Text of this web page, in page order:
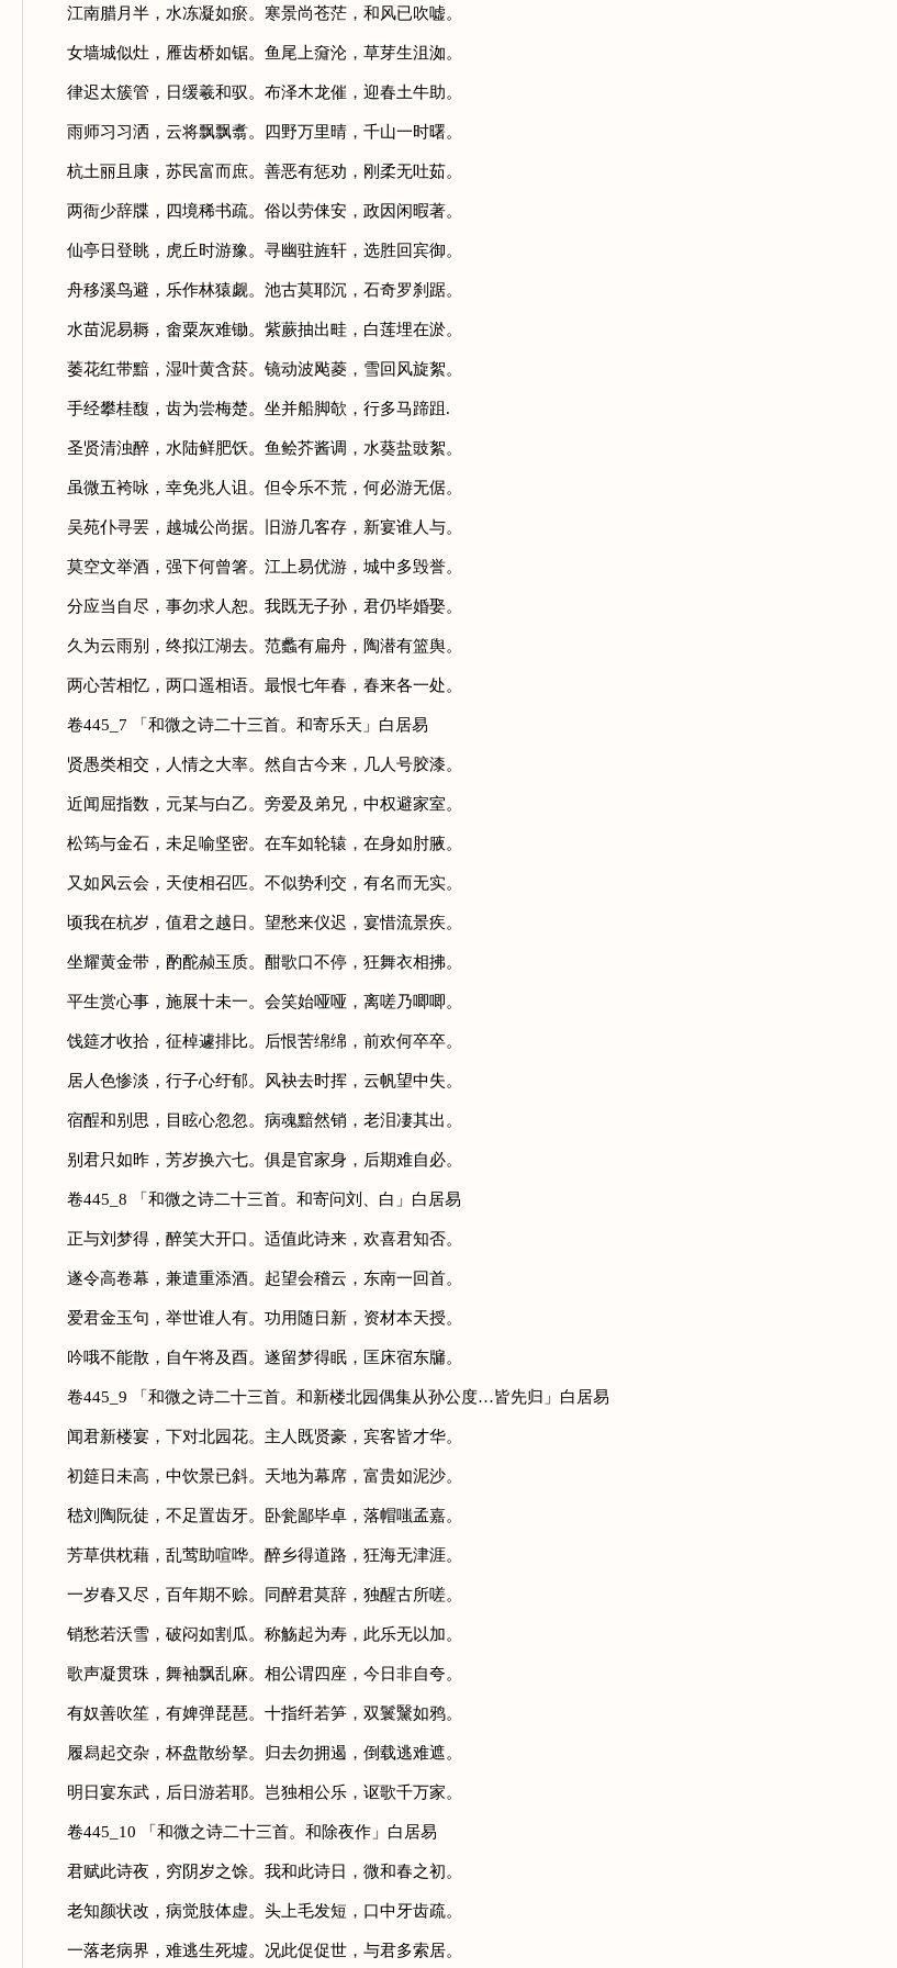
江南腊月半，水冻凝如瘀。寒景尚苍茫，和风已吹嘘。
女墙城似灶，雁齿桥如锯。鱼尾上奫沦，草芽生沮洳。
律迟太簇管，日缓羲和驭。布泽木龙催，迎春土牛助。
雨师习习洒，云将飘飘翥。四野万里晴，千山一时曙。
杭土丽且康，苏民富而庶。善恶有惩劝，刚柔无吐茹。
两衙少辞牒，四境稀书疏。俗以劳俫安，政因闲暇著。
仙亭日登眺，虎丘时游豫。寻幽驻旌轩，选胜回宾御。
舟移溪鸟避，乐作林猿觑。池古莫耶沉，石奇罗刹踞。
水苗泥易耨，畬粟灰难锄。紫蕨抽出畦，白莲埋在淤。
萎花红带黯，湿叶黄含菸。镜动波飐菱，雪回风旋絮。
手经攀桂馥，齿为尝梅楚。坐并船脚欹，行多马蹄跙.
圣贤清浊醉，水陆鲜肥饫。鱼鲙芥酱调，水葵盐豉絮。
虽微五袴咏，幸免兆人诅。但令乐不荒，何必游无倨。
吴苑仆寻罢，越城公尚据。旧游几客存，新宴谁人与。
莫空文举酒，强下何曾箸。江上易优游，城中多毁誉。
分应当自尽，事勿求人恕。我既无子孙，君仍毕婚娶。
久为云雨别，终拟江湖去。范蠡有扁舟，陶潜有篮舆。
两心苦相忆，两口遥相语。最恨七年春，春来各一处。
卷445_7 「和微之诗二十三首。和寄乐天」白居易
贤愚类相交，人情之大率。然自古今来，几人号胶漆。
近闻屈指数，元某与白乙。旁爱及弟兄，中权避家室。
松筠与金石，未足喻坚密。在车如轮辕，在身如肘腋。
又如风云会，天使相召匹。不似势利交，有名而无实。
顷我在杭岁，值君之越日。望愁来仪迟，宴惜流景疾。
坐耀黄金带，酌酡赪玉质。酣歌口不停，狂舞衣相拂。
平生赏心事，施展十未一。会笑始哑哑，离嗟乃唧唧。
饯筵才收拾，征棹遽排比。后恨苦绵绵，前欢何卒卒。
居人色惨淡，行子心纡郁。风袂去时挥，云帆望中失。
宿酲和别思，目眩心忽忽。病魂黯然销，老泪凄其出。
别君只如昨，芳岁换六七。俱是官家身，后期难自必。
卷445_8 「和微之诗二十三首。和寄问刘、白」白居易
正与刘梦得，醉笑大开口。适值此诗来，欢喜君知否。
遂令高卷幕，兼遣重添酒。起望会稽云，东南一回首。
爱君金玉句，举世谁人有。功用随日新，资材本天授。
吟哦不能散，自午将及酉。遂留梦得眠，匡床宿东牖。
卷445_9 「和微之诗二十三首。和新楼北园偶集从孙公度…皆先归」白居易
闻君新楼宴，下对北园花。主人既贤豪，宾客皆才华。
初筵日未高，中饮景已斜。天地为幕席，富贵如泥沙。
嵇刘陶阮徒，不足置齿牙。卧瓮鄙毕卓，落帽嗤孟嘉。
芳草供枕藉，乱莺助喧哗。醉乡得道路，狂海无津涯。
一岁春又尽，百年期不赊。同醉君莫辞，独醒古所嗟。
销愁若沃雪，破闷如割瓜。称觞起为寿，此乐无以加。
歌声凝贯珠，舞袖飘乱麻。相公谓四座，今日非自夸。
有奴善吹笙，有婢弹琵琶。十指纤若笋，双鬟黳如鸦。
履舄起交杂，杯盘散纷拏。归去勿拥遏，倒载逃难遮。
明日宴东武，后日游若耶。岂独相公乐，讴歌千万家。
卷445_10 「和微之诗二十三首。和除夜作」白居易
君赋此诗夜，穷阴岁之馀。我和此诗日，微和春之初。
老知颜状改，病觉肢体虚。头上毛发短，口中牙齿疏。
一落老病界，难逃生死墟。况此促促世，与君多索居。